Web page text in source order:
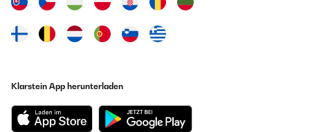
Klarstein App herunterladen